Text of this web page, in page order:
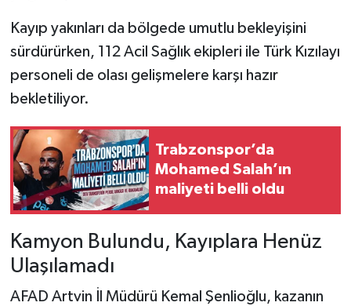
Kayıp yakınları da bölgede umutlu bekleyişini
sürdürürken, 112 Acil Sağlık ekipleri ile Türk Kızılayı
personeli de olası gelişmelere karşı hazır
bekletiliyor.
Trabzonspor’da
Mohamed Salah’ın
maliyeti belli oldu
Kamyon Bulundu, Kayıplara Henüz
Ulaşılamadı
AFAD Artvin İl Müdürü Kemal Şenlioğlu, kazanın